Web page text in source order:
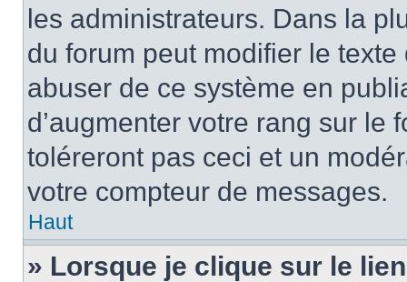
les administrateurs. Dans la
du forum peut modifier le
abuser de ce système en
d’augmenter votre rang sur le
toléreront pas ceci et un
votre compteur de messages.
Haut
» Lorsque je clique sur le